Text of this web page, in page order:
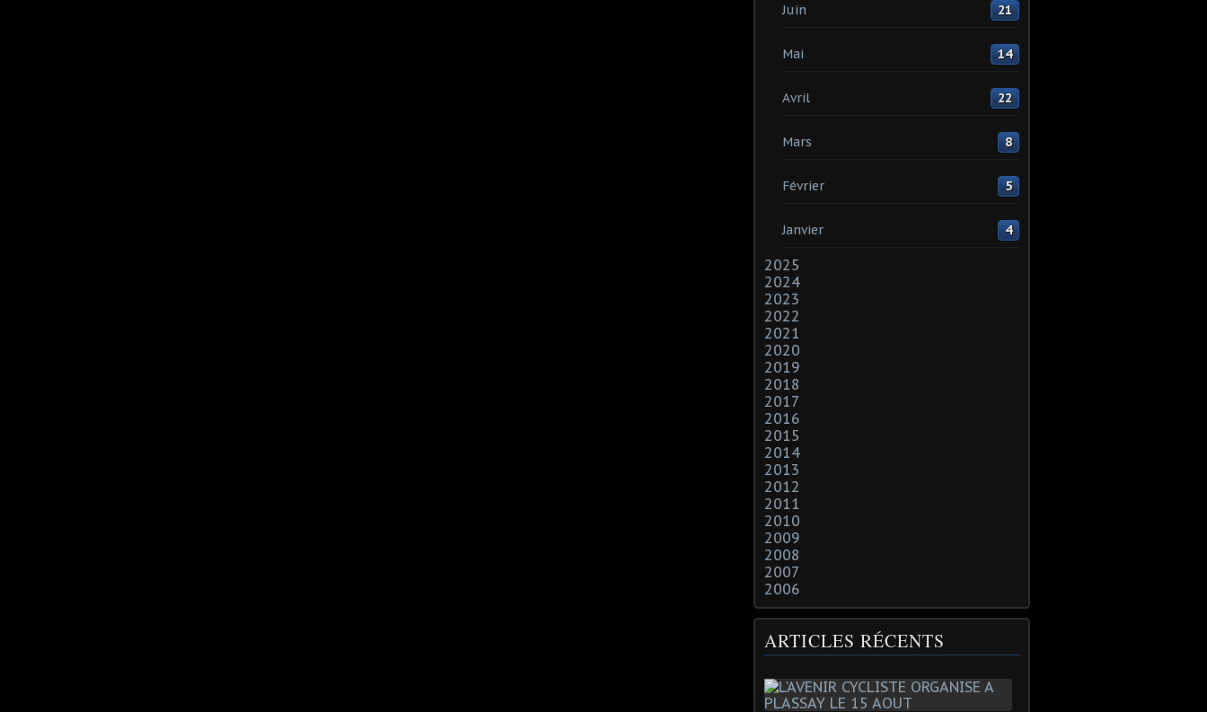
Juin 21
Mai 14
Avril 22
Mars 8
Février 5
Janvier 4
2025
2024
2023
2022
2021
2020
2019
2018
2017
2016
2015
2014
2013
2012
2011
2010
2009
2008
2007
2006
ARTICLES RÉCENTS